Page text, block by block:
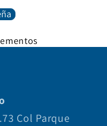
Col Parque